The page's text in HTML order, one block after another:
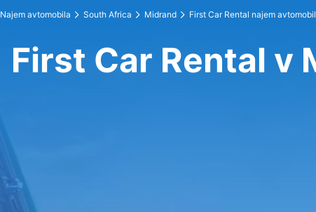
Najem avtomobila South Africa Midrand First Car Rental najem
First Car Rental v